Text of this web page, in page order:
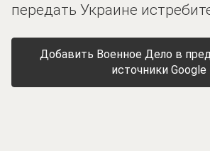
передать Украине
Добавить Военное Дело в
источники Google